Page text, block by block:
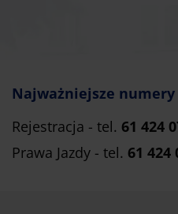
Najważniejsze numery
Rejestracja - tel. 61 424
Prawa Jazdy - tel. 61 424